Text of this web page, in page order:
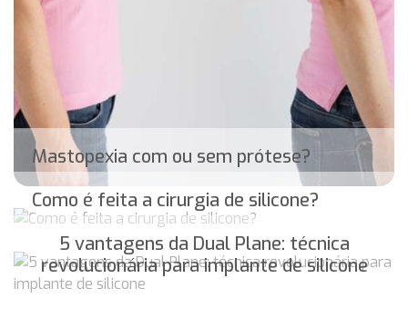
Mastopexia com ou sem prótese?
Como é feita a cirurgia de silicone?
5 vantagens da Dual Plane: técnica
revolucionária para implante de silicone